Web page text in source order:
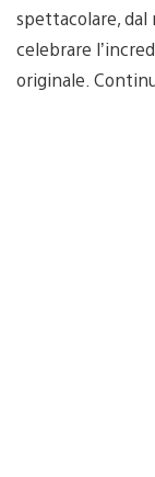
spettacolare, dal
celebrare
originale.